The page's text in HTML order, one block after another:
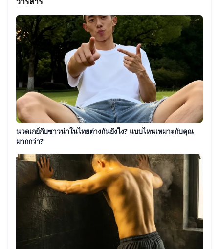
นวดเกย์กับซาวน่าในไทยต่างกันยังไง? แบบไหนเหมาะกับคุณ
มากกว่า?